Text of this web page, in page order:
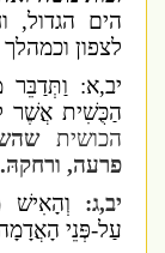
הים הגדול,
לצפון וכמהלך
יב,א: וַתְּדַבֵּר
הַכֻּשִׁית אֲשֶׁר
הכושית
פרעה, ורחקהּ.
יב,ג:וְהָאִישׁ
עַל-פְּנֵי